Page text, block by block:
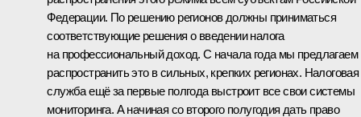
Федерации. По решению регионов должны приниматься
соответствующие решения о введении налога
на профессиональный доход. С начала года мы предлагаем
распространить это в сильных, крепких регионах. Налоговая
служба ещё за первые полгода выстроит все свои системы
мониторинга. А начиная со второго полугодия дать право